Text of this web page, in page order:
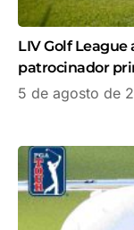
LIV Golf
patrocinador
5 de agosto de